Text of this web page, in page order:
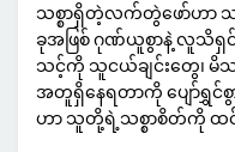
သစ္စာရှိတဲ့လက်တွဲဖော်ဟ
ခုအဖြစ် ဂုဏ်ယူစွာနဲ့ လူသိရှ
သင့်ကို သူငယ်ချင်းတွေ၊ မိသ
အတူရှိနေရတာကို ပျော်ရွှင်
ဟာ သူတို့ရဲ့သစ္စာစိတ်ကို ထင်